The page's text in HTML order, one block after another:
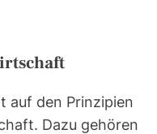
auf den Prinzipien
Dazu gehören